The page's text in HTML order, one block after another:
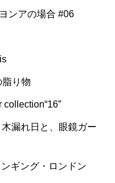
ンアの場合 #06
り物
漏れ日と、眼鏡ガー
ギング・ロンドン